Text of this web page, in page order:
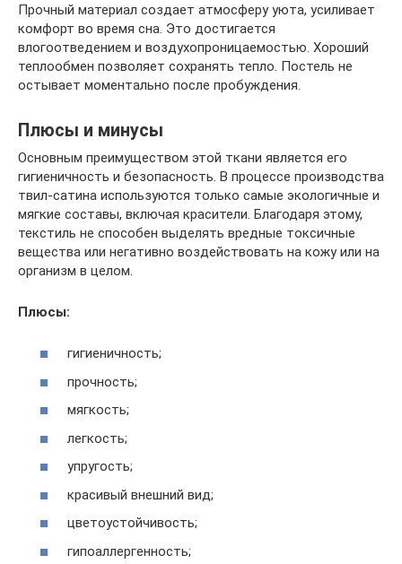
Прочный материал создает атмосферу уюта, усиливает
комфорт во время сна. Это достигается
влогоотведением и воздухопроницаемостью. Хороший
теплообмен позволяет сохранять тепло. Постель не
остывает моментально после пробуждения.
Плюсы и минусы
Основным преимуществом этой ткани является его
гигиеничность и безопасность. В процессе производства
твил-сатина используются только самые экологичные и
мягкие составы, включая красители. Благодаря этому,
текстиль не способен выделять вредные токсичные
вещества или негативно воздействовать на кожу или на
организм в целом.
Плюсы:
гигиеничность;
прочность;
мягкость;
легкость;
упругость;
красивый внешний вид;
цветоустойчивость;
гипоаллергенность;